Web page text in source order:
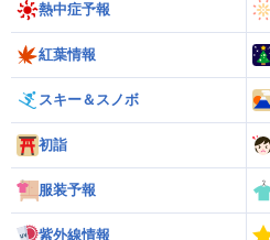
熱中症予報
紅葉情報
スキー＆スノボ
初詣
服装予報
紫外線情報